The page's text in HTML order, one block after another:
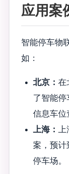
应用案
智能停车物
如：
北京： 在
了智能停
信息车位
上海：
案，预
停车场。